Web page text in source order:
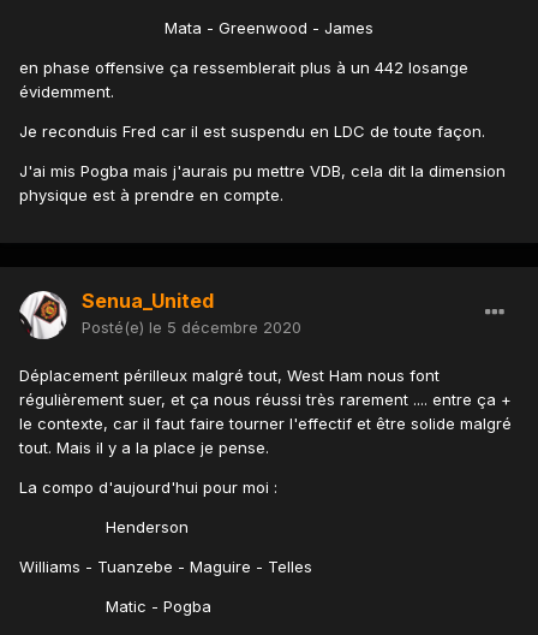
Mata - Greenwood - James
en phase offensive ça ressemblerait plus à un 442 losange
évidemment.
Je reconduis Fred car il est suspendu en LDC de toute façon.
J'ai mis Pogba mais j'aurais pu mettre VDB, cela dit la dimension
physique est à prendre en compte.
Senua_United
Posté(e) le 5 décembre 2020
Déplacement périlleux malgré tout, West Ham nous font
régulièrement suer, et ça nous réussi très rarement .... entre ça +
le contexte, car il faut faire tourner l'effectif et être solide malgré
tout. Mais il y a la place je pense.
La compo d'aujourd'hui pour moi :
Henderson
Williams - Tuanzebe - Maguire - Telles
Matic - Pogba